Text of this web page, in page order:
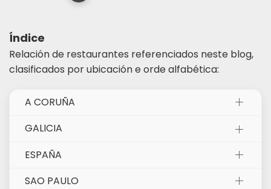
Índice
Relación de restaurantes referenciados neste blog,
clasificados por ubicación e orde alfabética:
A CORUÑA
GALICIA
ESPAÑA
SAO PAULO